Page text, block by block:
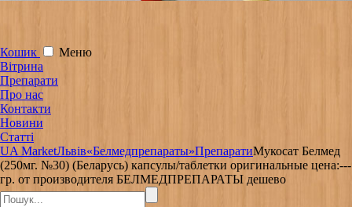
Кошик
Меню
Вітрина
Препарати
Про нас
Контакти
Новини
Статті
UA MarketЛьвів«Белмедпрепараты»ПрепаратиМукосат Белмед
(250мг. №30) (Беларусь) капсулы/таблетки оригинальные цена:---
гр. от производителя БЕЛМЕДПРЕПАРАТЫ дешево